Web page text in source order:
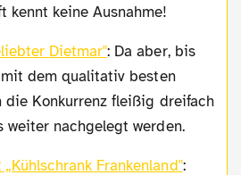
kennt keine Ausnahme!
Dietmar": Da aber, bis
dem qualitativ besten
die Konkurrenz fleißig dreifach
weiter nachgelegt werden.
„Kühlschrank Frankenland":